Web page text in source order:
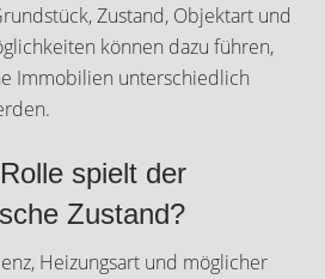
Zustand, Objektart und
können dazu führen,
Immobilien unterschiedlich
spielt der
Zustand?
Heizungsart und möglicher